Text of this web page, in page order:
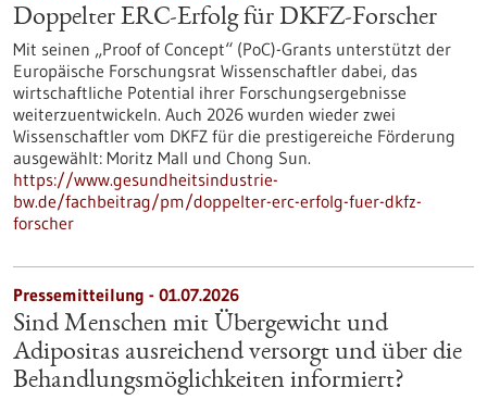
Doppelter ERC-Erfolg für DKFZ-Forscher
Mit seinen „Proof of Concept“ (PoC)-Grants unterstützt der
Europäische Forschungsrat Wissenschaftler dabei, das
wirtschaftliche Potential ihrer Forschungsergebnisse
weiterzuentwickeln. Auch 2026 wurden wieder zwei
Wissenschaftler vom DKFZ für die prestigereiche Förderung
ausgewählt: Moritz Mall und Chong Sun.
https://www.gesundheitsindustrie-
bw.de/fachbeitrag/pm/doppelter-erc-erfolg-fuer-dkfz-
forscher
Pressemitteilung - 01.07.2026
Sind Menschen mit Übergewicht und
Adipositas ausreichend versorgt und über die
Behandlungsmöglichkeiten informiert?